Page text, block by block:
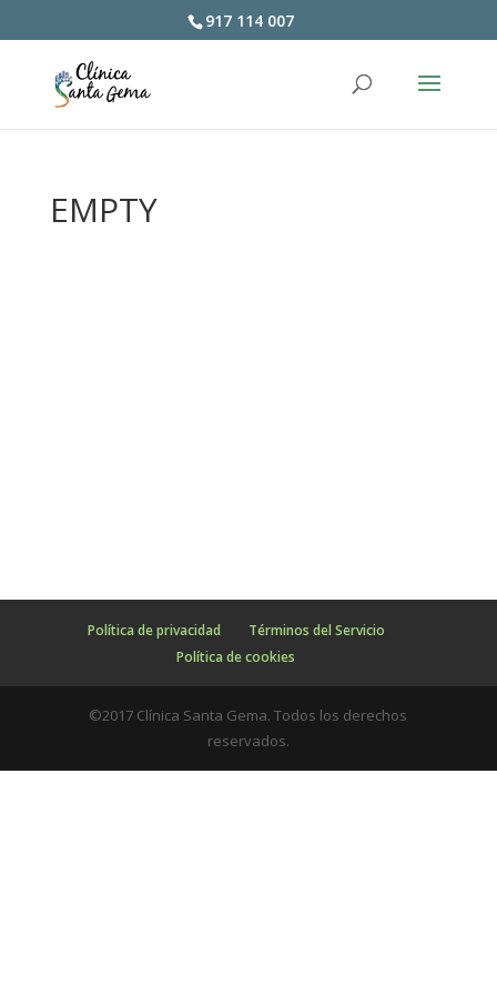
917 114 007
EMPTY
Política de privacidad
Términos del Servicio
Política de cookies
©2017 Clínica Santa Gema. Todos los derechos
reservados.